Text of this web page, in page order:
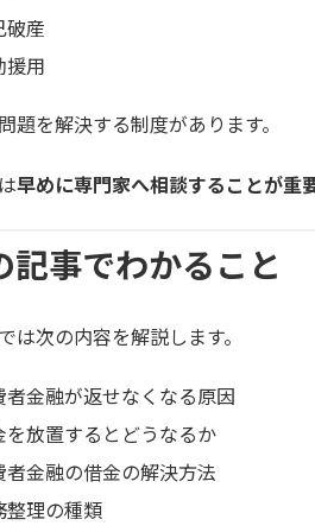
破産
援用
題を解決する制度があります。
早めに専門家へ相談することが重
記事でわかること
は次の内容を解説します。
者金融が返せなくなる原因
を放置するとどうなるか
者金融の借金の解決方法
整理の種類